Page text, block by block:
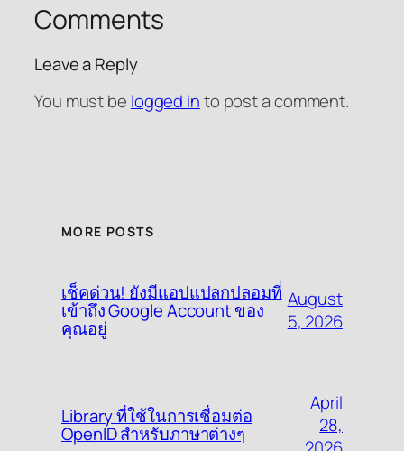
Comments
Leave a Reply
You must be logged into post a comment.
MORE POSTS
เช็คด่วน! ยังมีแอปแปลกปลอมที่
เข้าถึง Google Account ของ
คุณอยู่
August
5, 2026
Library ที่ใช้ในการเชื่อมต่อ
OpenID สำหรับภาษาต่างๆ
April
28,